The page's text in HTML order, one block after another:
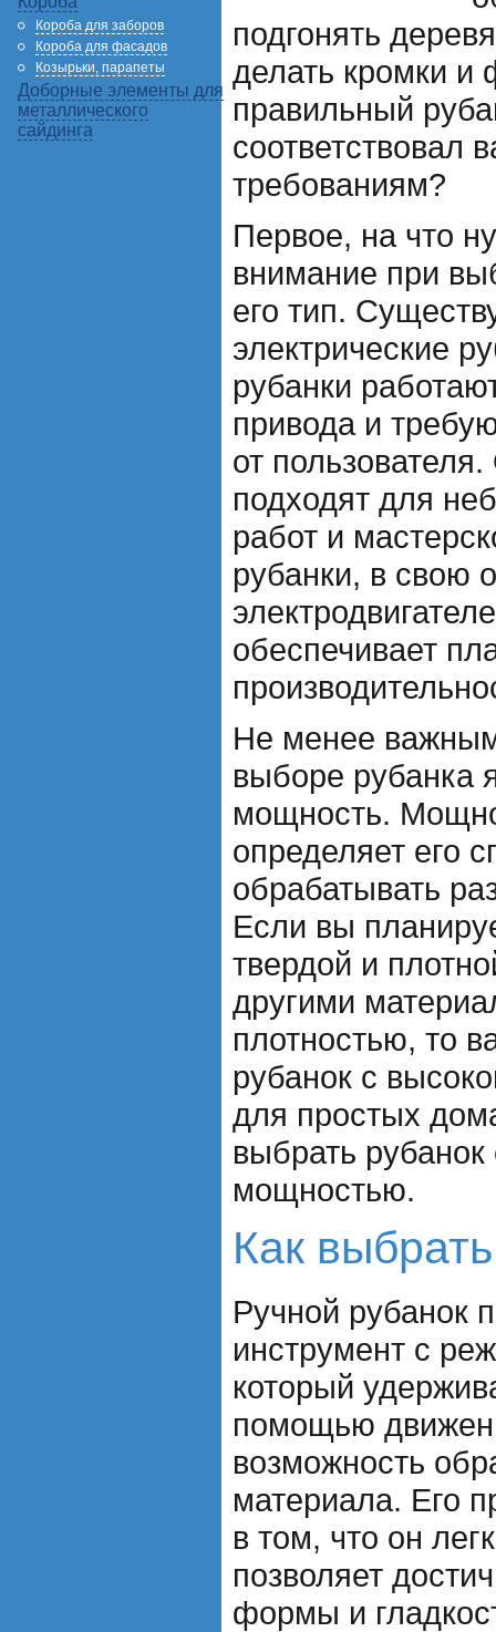
Короба для заборов
Короба для фасадов
Козырьки, парапеты
Доборные элементы для
металлического
сайдинга
подгонять
делать кромки и
правильный
соответствовал
требованиям?
Первое, на что
внимание при
его тип.
электрические
рубанки
привода и
от
подходят для
работ и
рубанки, в свою
обеспечивает
Не менее
выборе рубанка
мощность.
определяет его
обрабатывать
Если вы
твердой и
другими
плотностью, то
рубанок с
для простых
выбрать
мощностью.
Как
Ручной рубанок
инструмент с
который
помощью
возможность
материала. Его
в том, что он
позволяет
формы и